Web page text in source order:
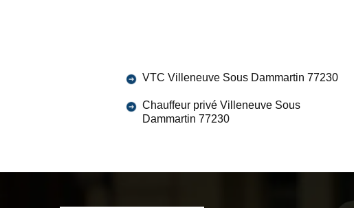
VTC Villeneuve Sous Dammartin 77230
Chauffeur privé Villeneuve Sous
Dammartin 77230